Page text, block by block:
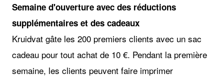
Semaine d'ouverture avec des réductions
supplémentaires et des cadeaux
Kruidvat gâte les 200 premiers clients avec un sac
cadeau pour tout achat de 10 €. Pendant la première
semaine, les clients peuvent faire imprimer